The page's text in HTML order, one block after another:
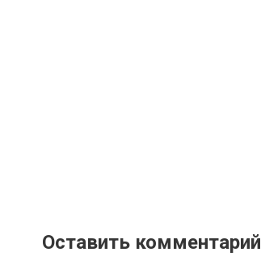
Оставить комментарий